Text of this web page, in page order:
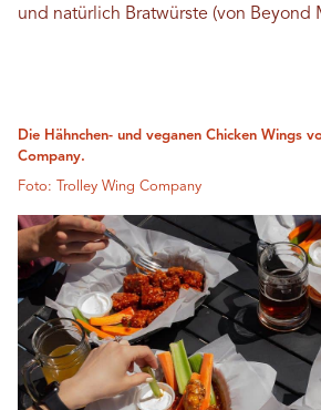
und natürlich Bratwürste (von Beyond
Die Hähnchen- und veganen Chicken Wings
Company.
Foto: Trolley Wing Company